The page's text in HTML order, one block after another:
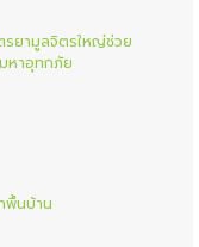
ยามูลจิตรใหญ่ช่วย
หาอุทกภัย
พื้นบ้าน